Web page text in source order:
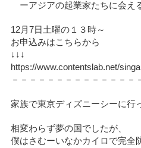
ーアジアの起業家たちに会え
12月7日土曜の１３時～
お申込みはこちらから
↓↓↓
https://www.contentslab.net/
－－－－－－－－－－－－－－
家族で東京ディズニーシーに行
相変わらず夢の国でしたが、
僕はさむーいなかカイロで完全